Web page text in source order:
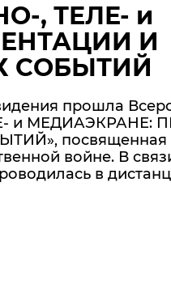
, ТЕЛЕ- и
И
СОБЫТИЙ
прошла
и МЕДИАЭКРАНЕ:
посвященная
войне. В
в